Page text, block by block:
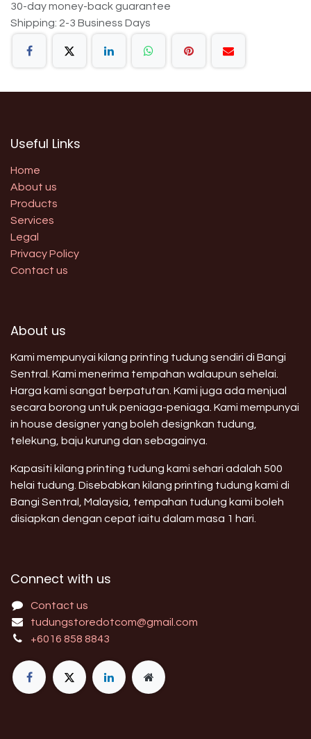
30-day money-back guarantee
Shipping: 2-3 Business Days
Useful Links
Home
About us
Products
Services
Legal
Privacy Policy
Contact us
About us
Kami mempunyai kilang printing tudung sendiri di Bangi
Sentral. Kami menerima tempahan walaupun sehelai.
Harga kami sangat berpatutan. Kami juga ada menjual
secara borong untuk peniaga-peniaga. Kami mempunyai
in house designer yang boleh designkan tudung,
telekung, baju kurung dan sebagainya.
Kapasiti kilang printing tudung kami sehari adalah 500
helai tudung. Disebabkan kilang printing tudung kami di
Bangi Sentral, Malaysia, tempahan tudung kami boleh
disiapkan dengan cepat iaitu dalam masa 1 hari.
Connect with us
Contact us
tudungstoredotcom@gmail.com
+6016 858 8843